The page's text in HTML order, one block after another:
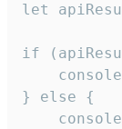
let
if
} else {